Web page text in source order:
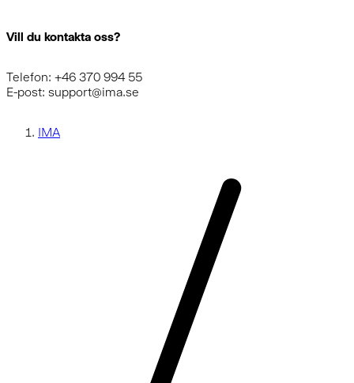
Vill du kontakta oss?
Telefon: +46 370 994 55
E-post: support@ima.se
IMA